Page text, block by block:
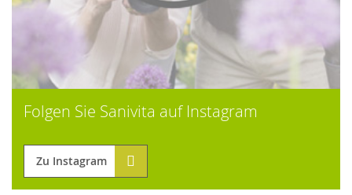
Folgen Sie Sanivita auf Instagram
Zu Instagram